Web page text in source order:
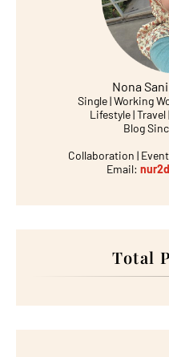
Nona
Single | Working
Lifestyle | Travel
Blog
Collaboration |
Email:
Total